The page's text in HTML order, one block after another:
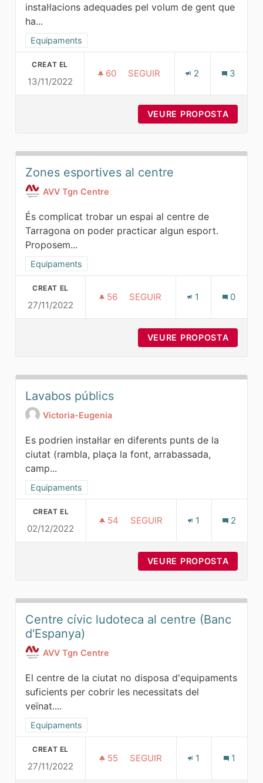
instal·lacions adequades pel volum de gent que
ha...
Resultats al filtrar per la categoria: Equipaments
Equipaments
CREAT EL
13/11/2022
60 60 SEGUIDORES
SEGUIR 2 3
VEURE PROPOSTA
Zones esportives al centre
AVV Tgn Centre
És complicat trobar un espai al centre de
Tarragona on poder practicar algun esport.
Proposem...
Resultats al filtrar per la categoria: Equipaments
Equipaments
CREAT EL
27/11/2022
56 56 SEGUIDORES
SEGUIR 1 0
VEURE PROPOSTA
Lavabos públics
Victoria-Eugenia
Es podrien instal·lar en diferents punts de la
ciutat (rambla, plaça la font, arrabassada,
camp...
Resultats al filtrar per la categoria: Equipaments
Equipaments
CREAT EL
02/12/2022
54 54 SEGUIDORES
SEGUIR 1 2
VEURE PROPOSTA
Centre cívic ludoteca al centre (Banc
d'Espanya)
AVV Tgn Centre
El centre de la ciutat no disposa d'equipaments
suficients per cobrir les necessitats del
veïnat....
Resultats al filtrar per la categoria: Equipaments
Equipaments
CREAT EL
27/11/2022
55 55 SEGUIDORES
SEGUIR 1 1